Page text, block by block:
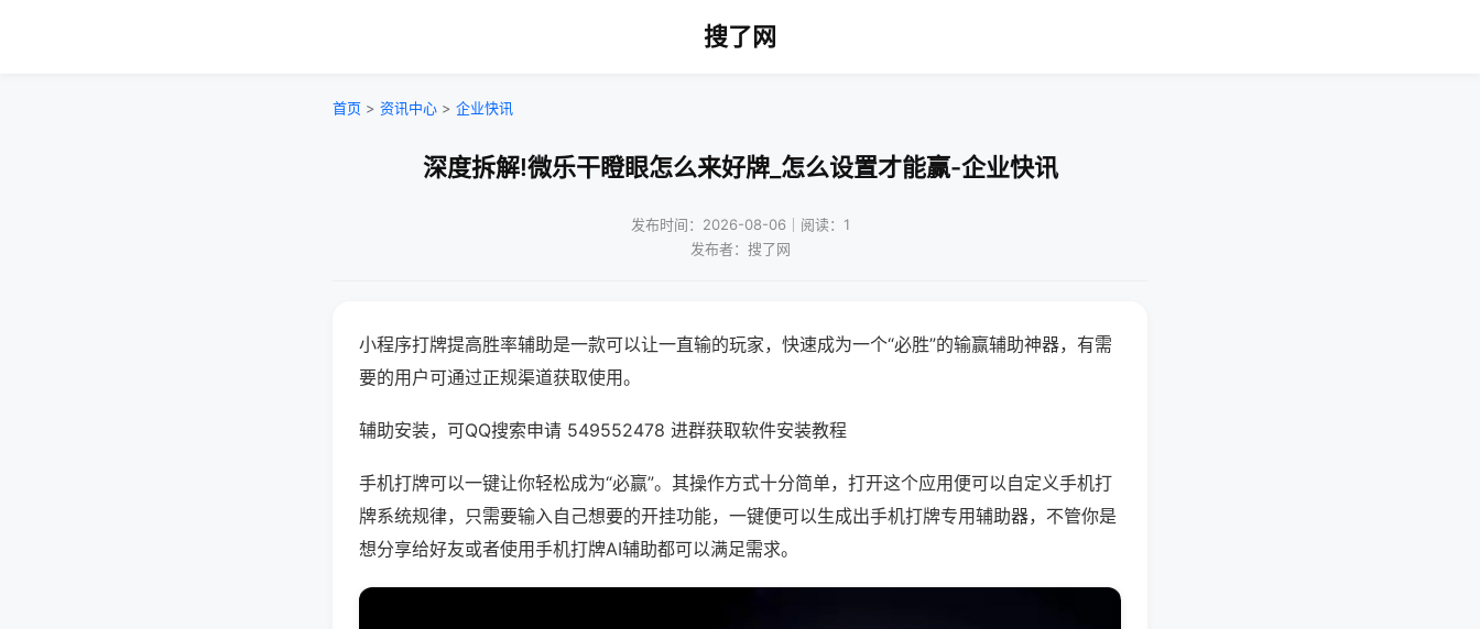
搜了网
首页 > 资讯中心 > 企业快讯
深度拆解!微乐干瞪眼怎么来好牌_怎么设置才能赢-企业快讯
发布时间：2026-08-06｜阅读：1
发布者：搜了网
小程序打牌提高胜率辅助是一款可以让一直输的玩家，快速成为一个“必胜”的输赢辅助神器，有需
要的用户可通过正规渠道获取使用。
辅助安装，可QQ搜索申请 549552478 进群获取软件安装教程
手机打牌可以一键让你轻松成为“必赢”。其操作方式十分简单，打开这个应用便可以自定义手机打
牌系统规律，只需要输入自己想要的开挂功能，一键便可以生成出手机打牌专用辅助器，不管你是
想分享给好友或者使用手机打牌AI辅助都可以满足需求。